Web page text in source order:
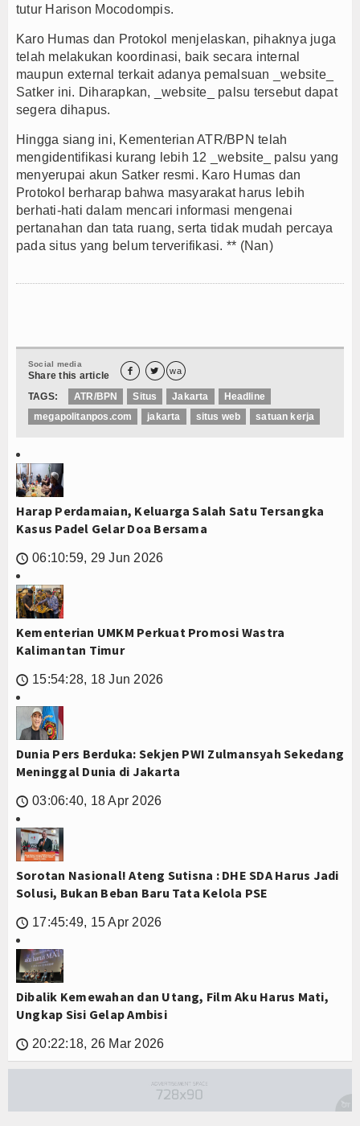
tutur Harison Mocodompis.
Karo Humas dan Protokol menjelaskan, pihaknya juga
telah melakukan koordinasi, baik secara internal
maupun external terkait adanya pemalsuan _website_
Satker ini. Diharapkan, _website_ palsu tersebut dapat
segera dihapus.
Hingga siang ini, Kementerian ATR/BPN telah
mengidentifikasi kurang lebih 12 _website_ palsu yang
menyerupai akun Satker resmi. Karo Humas dan
Protokol berharap bahwa masyarakat harus lebih
berhati-hati dalam mencari informasi mengenai
pertanahan dan tata ruang, serta tidak mudah percaya
pada situs yang belum terverifikasi. ** (Nan)
Social media
Share this article   wa
TAGS: ATR/BPN Situs Jakarta
Headline
megapolitanpos.com
jakarta situs web satuan kerja
Harap Perdamaian, Keluarga Salah Satu Tersangka
Kasus Padel Gelar Doa Bersama
🕔 06:10:59, 29 Jun 2026
Kementerian UMKM Perkuat Promosi Wastra
Kalimantan Timur
🕔 15:54:28, 18 Jun 2026
Dunia Pers Berduka: Sekjen PWI Zulmansyah Sekedang
Meninggal Dunia di Jakarta
🕔 03:06:40, 18 Apr 2026
Sorotan Nasional! Ateng Sutisna : DHE SDA Harus Jadi
Solusi, Bukan Beban Baru Tata Kelola PSE
🕔 17:45:49, 15 Apr 2026
Dibalik Kemewahan dan Utang, Film Aku Harus Mati,
Ungkap Sisi Gelap Ambisi
🕔 20:22:18, 26 Mar 2026